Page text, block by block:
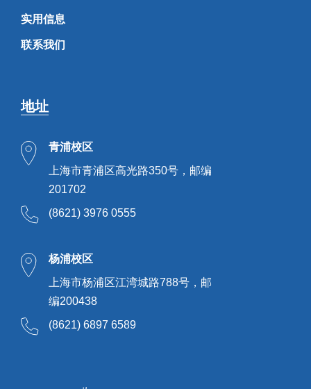
实用信息
联系我们
地址
青浦校区
上海市青浦区高光路350号，邮编
201702
(8621) 3976 0555
杨浦校区
上海市杨浦区江湾城路788号，邮
编200438
(8621) 6897 6589